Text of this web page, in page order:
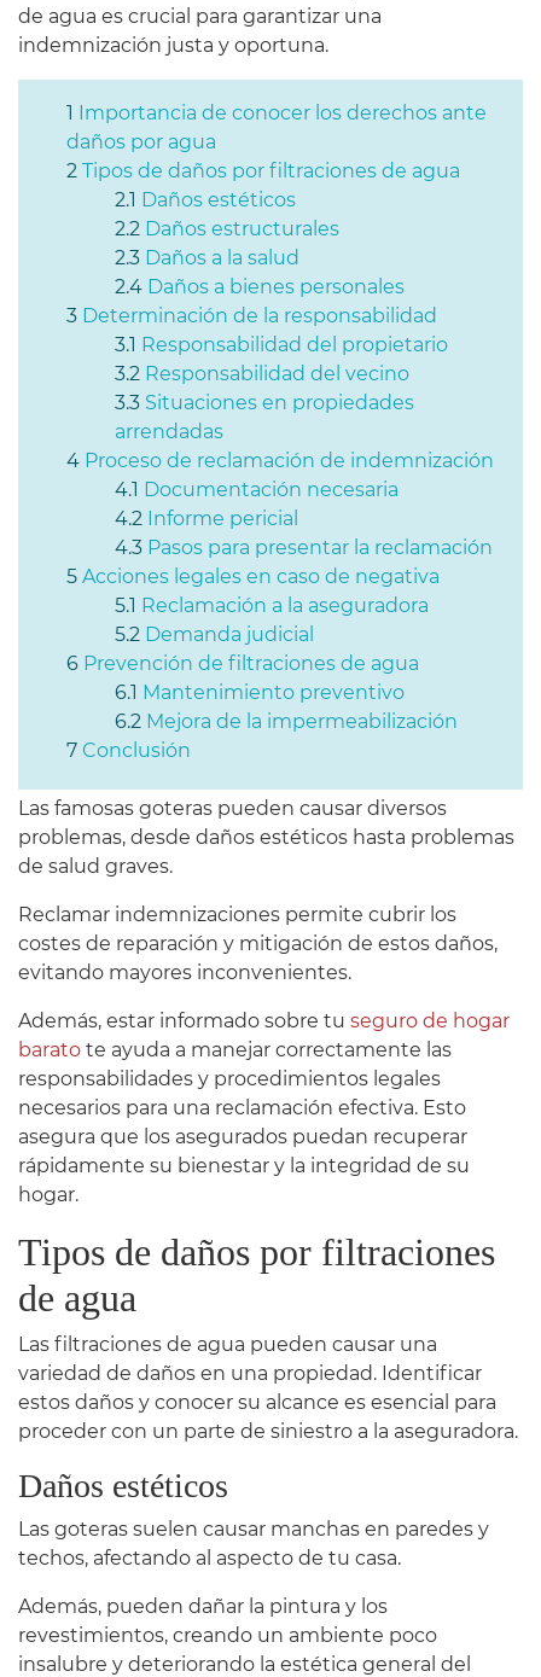
de agua es crucial para garantizar una
indemnización justa y oportuna.
Importancia de conocer los derechos ante
daños por agua
Tipos de daños por filtraciones de agua
Daños estéticos
Daños estructurales
Daños a la salud
Daños a bienes personales
Determinación de la responsabilidad
Responsabilidad del propietario
Responsabilidad del vecino
Situaciones en propiedades
arrendadas
Proceso de reclamación de indemnización
Documentación necesaria
Informe pericial
Pasos para presentar la reclamación
Acciones legales en caso de negativa
Reclamación a la aseguradora
Demanda judicial
Prevención de filtraciones de agua
Mantenimiento preventivo
Mejora de la impermeabilización
Conclusión
Las famosas goteras pueden causar diversos
problemas, desde daños estéticos hasta problemas
de salud graves.
Reclamar indemnizaciones permite cubrir los
costes de reparación y mitigación de estos daños,
evitando mayores inconvenientes.
Además, estar informado sobre tu seguro de hogar
barato te ayuda a manejar correctamente las
responsabilidades y procedimientos legales
necesarios para una reclamación efectiva. Esto
asegura que los asegurados puedan recuperar
rápidamente su bienestar y la integridad de su
hogar.
Tipos de daños por filtraciones
de agua
Las filtraciones de agua pueden causar una
variedad de daños en una propiedad. Identificar
estos daños y conocer su alcance es esencial para
proceder con un parte de siniestro a la aseguradora.
Daños estéticos
Las goteras suelen causar manchas en paredes y
techos, afectando al aspecto de tu casa.
Además, pueden dañar la pintura y los
revestimientos, creando un ambiente poco
insalubre y deteriorando la estética general del